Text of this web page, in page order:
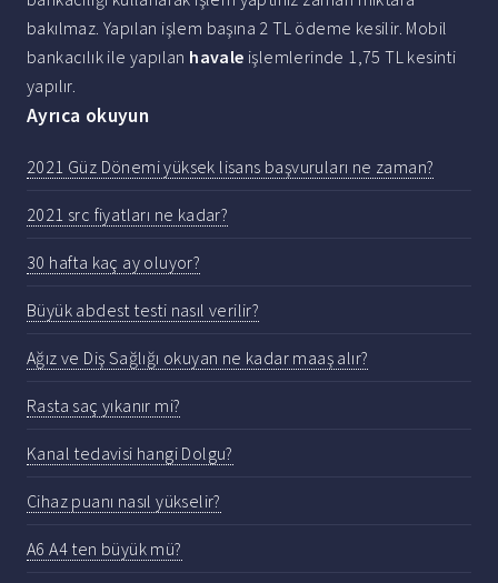
bakılmaz. Yapılan işlem başına 2 TL ödeme kesilir. Mobil
bankacılık ile yapılan havale işlemlerinde 1,75 TL kesinti
yapılır.
Ayrıca okuyun
2021 Güz Dönemi yüksek lisans başvuruları ne zaman?
2021 src fiyatları ne kadar?
30 hafta kaç ay oluyor?
Büyük abdest testi nasıl verilir?
Ağız ve Diş Sağlığı okuyan ne kadar maaş alır?
Rasta saç yıkanır mi?
Kanal tedavisi hangi Dolgu?
Cihaz puanı nasıl yükselir?
A6 A4 ten büyük mü?